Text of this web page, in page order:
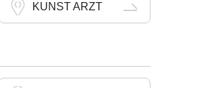
KUNST ARZT